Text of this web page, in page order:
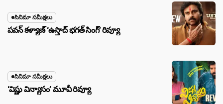
సినిమా సమీక్షలు
పవన్ కళ్యాణ్ ‘ఉస్తాద్ భ‌గ‌త్ సింగ్’ రివ్యూ
సినిమా సమీక్షలు
‘విష్ణు విన్యాసం’ మూవీ రివ్యూ